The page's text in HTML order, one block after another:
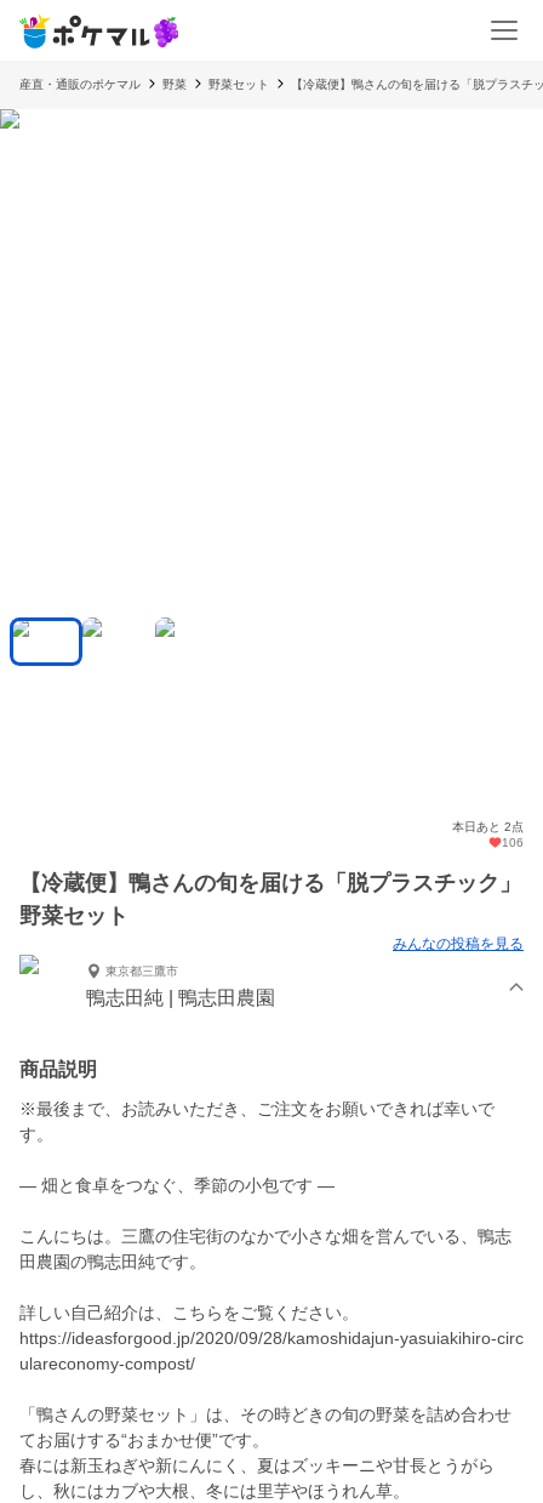
産直・通販のポケマル 野菜 野菜セット 【冷蔵便】鴨さんの旬を届ける「脱プラスチ
本日あと 2点
106
【冷蔵便】鴨さんの旬を届ける「脱プラスチック」
野菜セット
みんなの投稿を見る
東京都三鷹市
鴨志田純 | 鴨志田農園
商品説明
※最後まで、お読みいただき、ご注文をお願いできれば幸いで
す。
― 畑と食卓をつなぐ、季節の小包です ―
こんにちは。三鷹の住宅街のなかで小さな畑を営んでいる、鴨志
田農園の鴨志田純です。
詳しい自己紹介は、こちらをご覧ください。
https://ideasforgood.jp/2020/09/28/kamoshidajun-yasuiakihiro-circ
ulareconomy-compost/
「鴨さんの野菜セット」は、その時どきの旬の野菜を詰め合わせ
てお届けする“おまかせ便”です。
春には新玉ねぎや新にんにく、夏はズッキーニや甘長とうがら
し、秋にはカブや大根、冬には里芋やほうれん草。